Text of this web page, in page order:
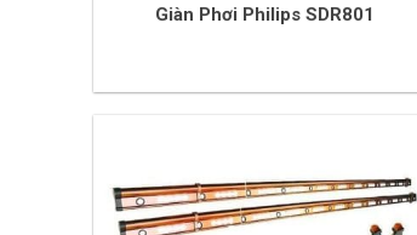
Giàn Phơi Philips SDR801